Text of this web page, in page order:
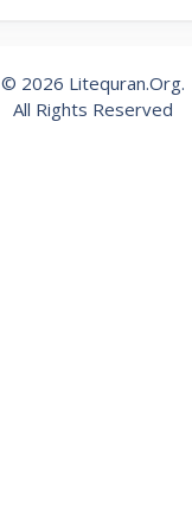
© 2026 Litequran.Org.
All Rights Reserved